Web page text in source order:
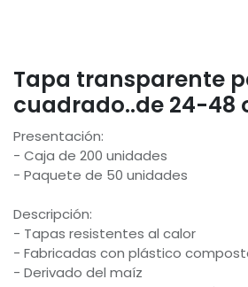
Tapa transparente
cuadrado..de 24-48
Presentación:
- Caja de 200 unidades
- Paquete de 50 unidades
Descripción:
- Tapas resistentes al calor
- Fabricadas con plástico
- Derivado del maíz